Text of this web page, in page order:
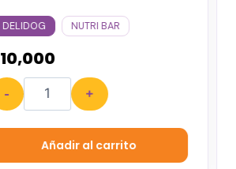
NUTRI BAR
+
Añadir al carrito